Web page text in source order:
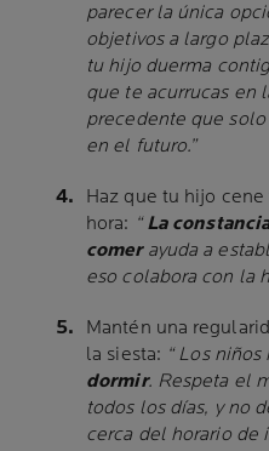
parecer la única
objetivos a largo
tu hijo duerma
que te acurrucas en
precedente que
en el futuro.”
Haz que tu hijo
hora: “La
comerayuda a
eso colabora con la
Mantén una
la siesta: “ Los
dormir. Respeta el
todos los días, y no
cerca del horario de